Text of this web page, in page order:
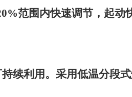
范围内快速调节，起动
续利用。采用低温分段